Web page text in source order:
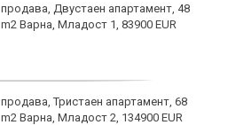
продава, Двустаен апартамент, 48
m2 Варна, Младост 1, 83900 EUR
продава, Тристаен апартамент, 68
m2 Варна, Младост 2, 134900 EUR